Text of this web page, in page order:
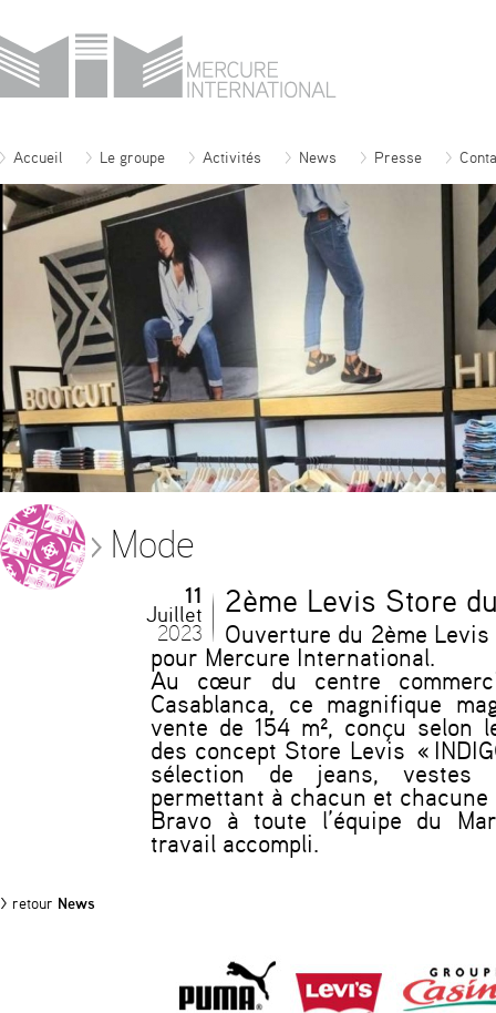
Accueil Le groupe Activités News Presse
Mode
11
Juillet
2023
2ème Levis Store
Ouverture du 2ème
pour Mercure International.
Au cœur du centre
Casablanca, ce magnifique
vente de 154 m², conçu selon
des concept Store Levis «
sélection de jeans,
permettant à chacun et
Bravo à toute l’équipe du
travail accompli.
> retour News